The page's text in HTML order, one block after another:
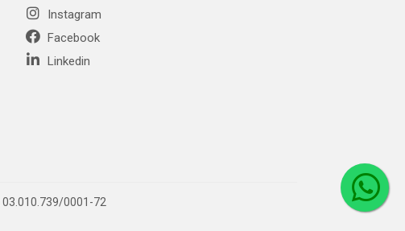
Instagram
Facebook
Linkedin
03.010.739/0001-72